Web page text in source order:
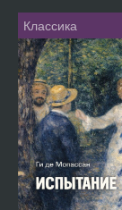
Классика